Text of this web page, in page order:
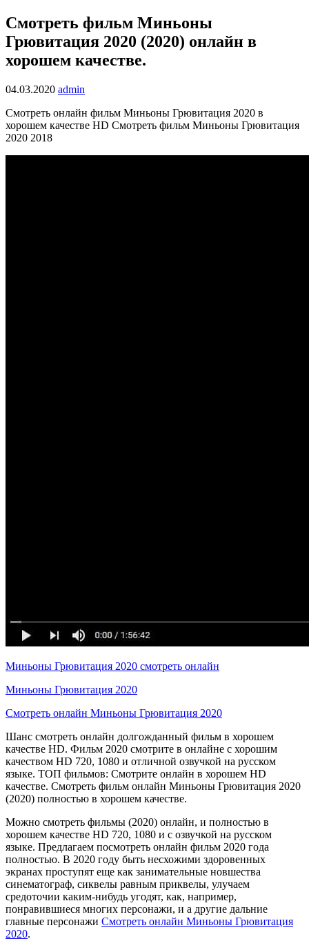
Смотреть фильм Миньоны
Грювитация 2020 (2020) онлайн в
хорошем качестве.
04.03.2020 admin
Смотреть онлайн фильм Миньоны Грювитация 2020 в
хорошем качестве HD Смотреть фильм Миньоны Грювитация
2020 2018
Миньоны Грювитация 2020 смотреть онлайн
Миньоны Грювитация 2020
Смотреть онлайн Миньоны Грювитация 2020
Шанс смотреть онлайн долгожданный фильм в хорошем
качестве HD. Фильм 2020 смотрите в онлайне с хорошим
качеством HD 720, 1080 и отличной озвучкой на русском
языке. ТОП фильмов: Смотрите онлайн в хорошем HD
качестве. Смотреть фильм онлайн Миньоны Грювитация 2020
(2020) полностью в хорошем качестве.
Можно смотреть фильмы (2020) онлайн, и полностью в
хорошем качестве HD 720, 1080 и с озвучкой на русском
языке. Предлагаем посмотреть онлайн фильм 2020 года
полностью. В 2020 году быть несхожими здоровенных
экранах проступят еще как занимательные новшества
синематограф, сиквелы равным приквелы, улучаем
средоточии каким-нибудь угодят, как, например,
понравившиеся многих персонажи, и а другие дальние
главные персонажи Смотреть онлайн Миньоны Грювитация
2020.